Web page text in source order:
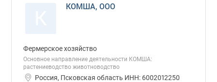
КОМША, ООО
Фермерское хозяйство
Основное направление деятельности КОМША:
растениеводство животноводство
Россия, Псковская область ИНН: 6002012250